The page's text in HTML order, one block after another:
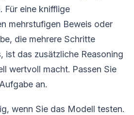
Für eine knifflige
mehrstufigen Beweis oder
die mehrere Schritte
ist das zusätzliche Reasoning
wertvoll macht. Passen Sie
an.
wenn Sie das Modell testen.